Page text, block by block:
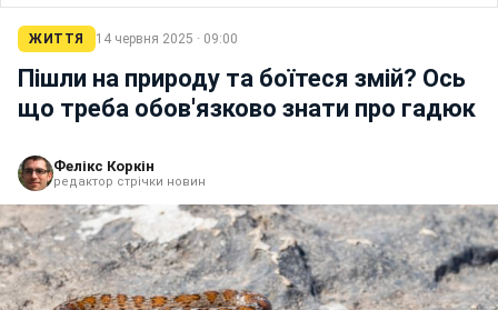
ЖИТТЯ 14 червня 2025 · 09:00
Пішли на природу та боїтеся змій? Ось
що треба обов'язково знати про гадюк
Фелікс Коркін
редактор стрічки новин